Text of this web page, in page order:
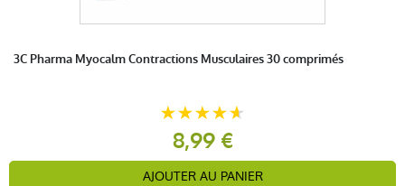
3C Pharma Myocalm Contractions Musculaires 30 comprimés
8,99 €
AJOUTER AU PANIER